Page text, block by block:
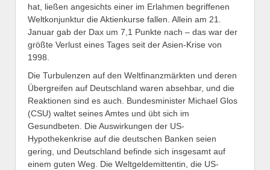
hat, ließen angesichts einer im Erlahmen begriffenen
Weltkonjunktur die Aktienkurse fallen. Allein am 21.
Januar gab der Dax um 7,1 Punkte nach – das war der
größte Verlust eines Tages seit der Asien-Krise von
1998.
Die Turbulenzen auf den Weltfinanzmärkten und deren
Übergreifen auf Deutschland waren absehbar, und die
Reaktionen sind es auch. Bundesminister Michael Glos
(CSU) waltet seines Amtes und übt sich im
Gesundbeten. Die Auswirkungen der US-
Hypothekenkrise auf die deutschen Banken seien
gering, und Deutschland befinde sich insgesamt auf
einem guten Weg. Die Welt­geld­emittentin, die US-